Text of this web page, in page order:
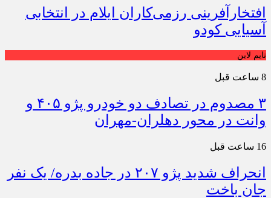
افتخارآفرینی رزمی‌کاران ایلام در انتخابی
آسیایی کودو
تایم لاین
8 ساعت قبل
۳ مصدوم در تصادف دو خودرو پژو ۴۰۵ و
وانت در محور دهلران-مهران
16 ساعت قبل
انحراف شدید پژو ۲۰۷ در جاده بدره/ یک نفر
جان باخت